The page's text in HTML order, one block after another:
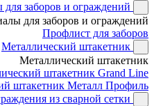
заборов и ограждений
для заборов и ограждений
Профлист для заборов
Металлический штакетник
Металлический штакетник
штакетник Grand Line
штакетник Металл Профиль
из сварной сетки